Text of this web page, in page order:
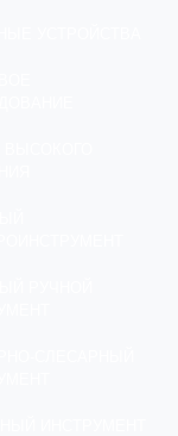
УСТРОЙСТВА
РУЧНОЙ
СЛЕСАРНЫЙ
ИНСТРУМЕНТ